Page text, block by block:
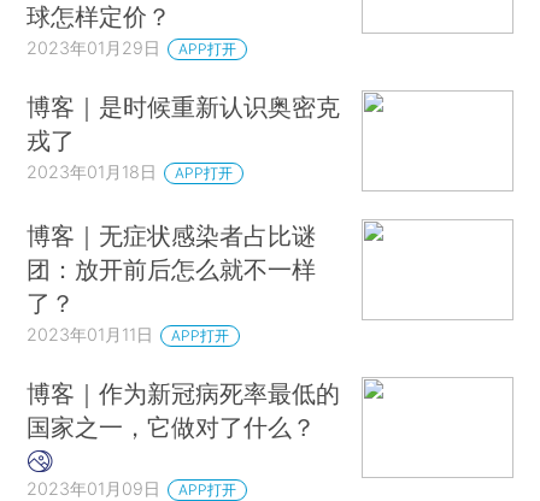
球怎样定价？
2023年01月29日 APP打开
博客｜是时候重新认识奥密克
戎了
2023年01月18日 APP打开
博客｜无症状感染者占比谜
团：放开前后怎么就不一样
了？
2023年01月11日 APP打开
博客｜作为新冠病死率最低的
国家之一，它做对了什么？
2023年01月09日 APP打开